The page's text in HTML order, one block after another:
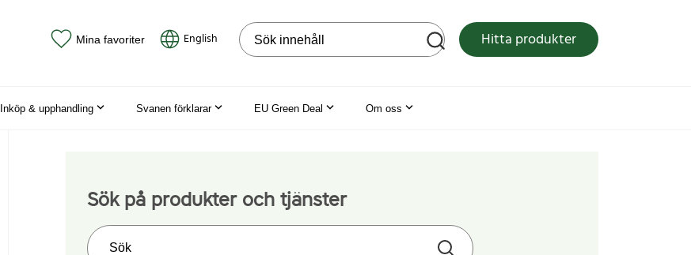
Mina favoriter English Sök på webbplatsen Hitta produkter
Inköp & upphandling Svanen förklarar EU Green Deal Om oss
Sök på produkter och tjänster
Sök på webbplatsen